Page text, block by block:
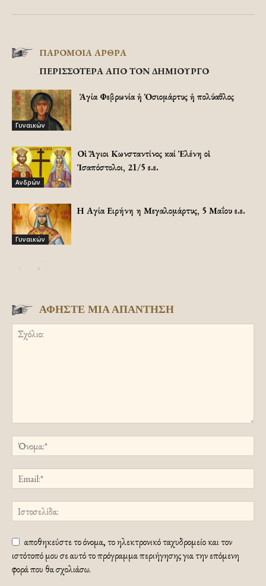
ΠΑΡΟΜΟΙΑ ΑΡΘΡΑ
ΠΕΡΙΣΣΟΤΕΡΑ ΑΠΟ ΤΟΝ ΔΗΜΙΟΥΡΓΟ
Γυναικών
Ἡ Ἁγία Φεβρωνία ἡ Ὁσιομάρτυς ἡ πολύαθλος
Ανδρών
Οἱ Ἅγιοι Κωνσταντίνος καί Ἑλένη οἱ
Ἱσαπόστολοι, 21/5 ε.ε.
Γυναικών
Η Αγία Ειρήνη η Μεγαλομάρτυς, 5 Μαΐου ε.ε.
ΑΦΗΣΤΕ ΜΙΑ ΑΠΑΝΤΗΣΗ
αποθηκεύστε το όνομα, το ηλεκτρονικό ταχυδρομείο και τον
ιστότοπό μου σε αυτό το πρόγραμμα περιήγησης για την επόμενη
φορά που θα σχολιάσω.